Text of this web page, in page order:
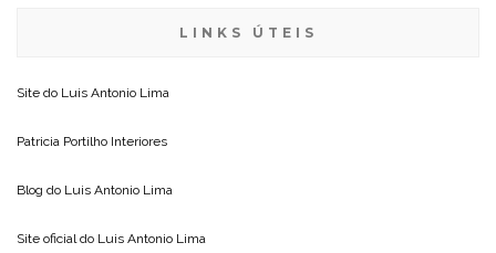
LINKS ÚTEIS
Site do Luis Antonio Lima
Patricia Portilho Interiores
Blog do Luis Antonio Lima
Site oficial do Luis Antonio Lima